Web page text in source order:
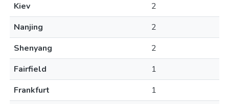
Kiev
2
Nanjing
2
Shenyang
2
Fairfield
1
Frankfurt
1